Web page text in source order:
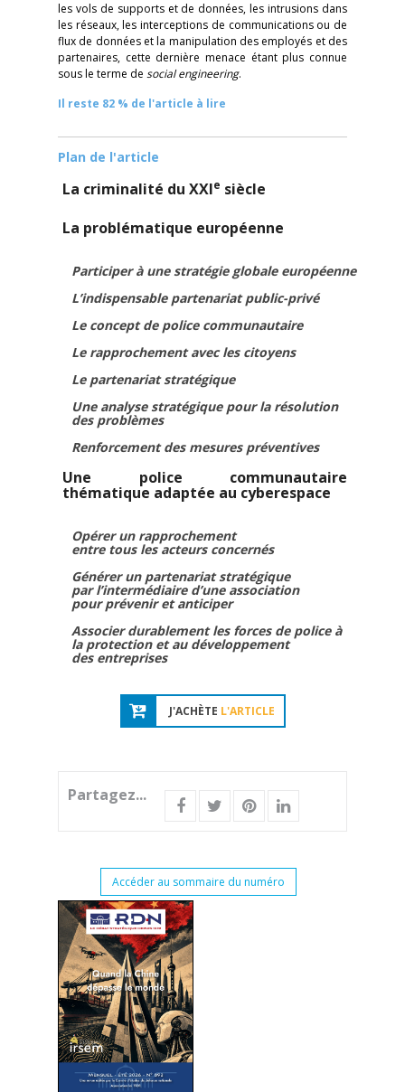
les vols de supports et de données, les intrusions dans
les réseaux, les interceptions de communications ou de
flux de données et la manipulation des employés et des
partenaires, cette dernière menace étant plus connue
sous le terme de social engineering.
Il reste 82 % de l'article à lire
Plan de l'article
La criminalité du XXIe siècle
La problématique européenne
Participer à une stratégie globale européenne
L’indispensable partenariat public-privé
Le concept de police communautaire
Le rapprochement avec les citoyens
Le partenariat stratégique
Une analyse stratégique pour la résolution
des problèmes
Renforcement des mesures préventives
Une police communautaire
thématique adaptée au cyberespace
Opérer un rapprochement
entre tous les acteurs concernés
Générer un partenariat stratégique
par l’intermédiaire d’une association
pour prévenir et anticiper
Associer durablement les forces de police à
la protection et au développement
des entreprises
J'ACHÈTE L'ARTICLE
Partagez...
Accéder au sommaire du numéro